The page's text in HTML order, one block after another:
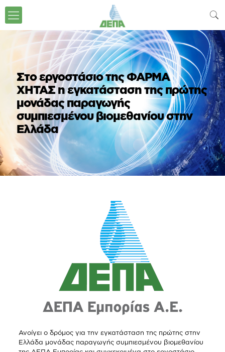
Στο εργοστάσιο της ΦΑΡΜΑ
ΧΗΤΑΣ η εγκατάσταση της πρώτης
μονάδας παραγωγής
συμπιεσμένου βιομεθανίου στην
Ελλάδα
Ανοίγει ο δρόμος για την εγκατάσταση της πρώτης στην
Ελλάδα μονάδας παραγωγής συμπιεσμένου βιομεθανίου